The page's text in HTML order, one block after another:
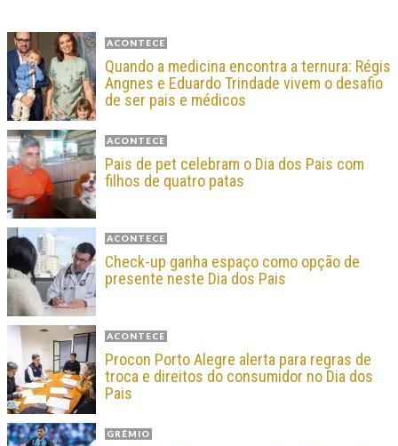
ACONTECE
Quando a medicina encontra a ternura: Régis
Angnes e Eduardo Trindade vivem o desafio
de ser pais e médicos
ACONTECE
Pais de pet celebram o Dia dos Pais com
filhos de quatro patas
ACONTECE
Check-up ganha espaço como opção de
presente neste Dia dos Pais
ACONTECE
Procon Porto Alegre alerta para regras de
troca e direitos do consumidor no Dia dos
Pais
GRÊMIO